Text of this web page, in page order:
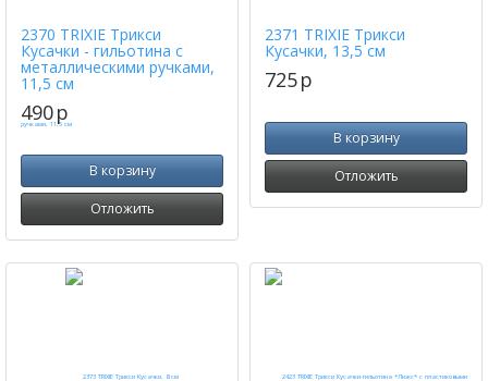
2370 TRIXIE Трикси
Кусачки - гильотина с
металлическими ручками,
11,5 см
490p
В корзину
Отложить
2371 TRIXIE Трикси
Кусачки, 13,5 см
725p
В корзину
Отложить